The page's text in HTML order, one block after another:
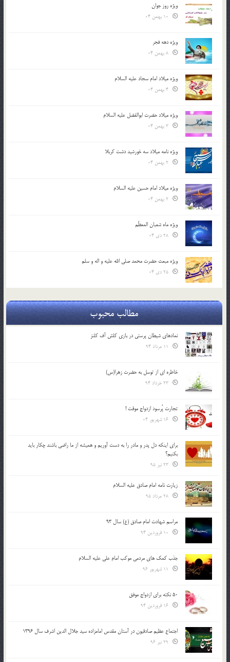
ویژه روز جوان
ویژه دهه فجر
ویژه میلاد امام سجاد علیه السلام
ویژه میلاد حضرت ابوالفضل علیه السلام
ویژه نامه میلاد سه خورشید دشت کربلا
ویژه میلاد امام حسین علیه السلام
ویژه ماه شعبان المعظّم
ویژه مبعث حضرت محمد صلی الله علیه و اله و سلم
مطالب محبوب
نمادهای شیطان پرستی در بازی کلش آف کلنز
خاطره ای از توسل به حضرت زهرا(س)
تجارت پُرسود ازدواج موقت !
براي اينكه دل پدر و مادر را به دست آوريم و هميشه از ما راضي باشند چكار بايد
بكنيم؟
زیارت نامه امام صادق علیه السلام
مراسم شهادت امام صادق (ع) سال 93
جذب کمک های مردمی موکب امام علی علیه السلام
50 نکته برای ازدواج موفق
اجتماع عظیم صادقیون در آستان مقدس امامزاده سید جلال الدین اشرف سال 1396